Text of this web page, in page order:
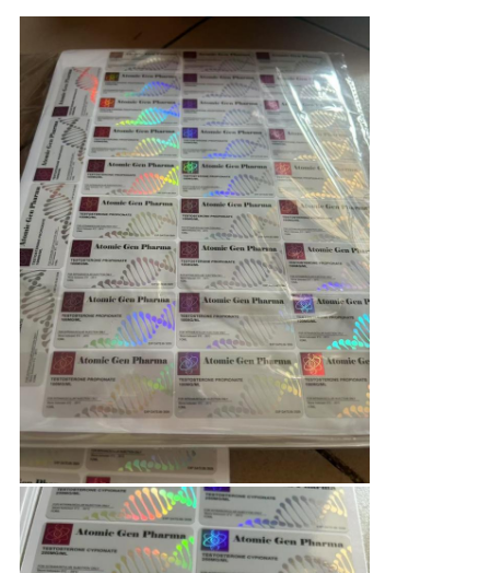
場
合
地
図
PRIVACY
POLICY